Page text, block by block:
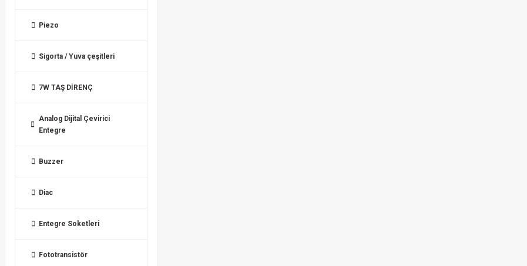
Piezo
Sigorta / Yuva çeşitleri
7W TAŞ DİRENÇ
Analog Dijital Çevirici
Entegre
Buzzer
Diac
Entegre Soketleri
Fototransistör